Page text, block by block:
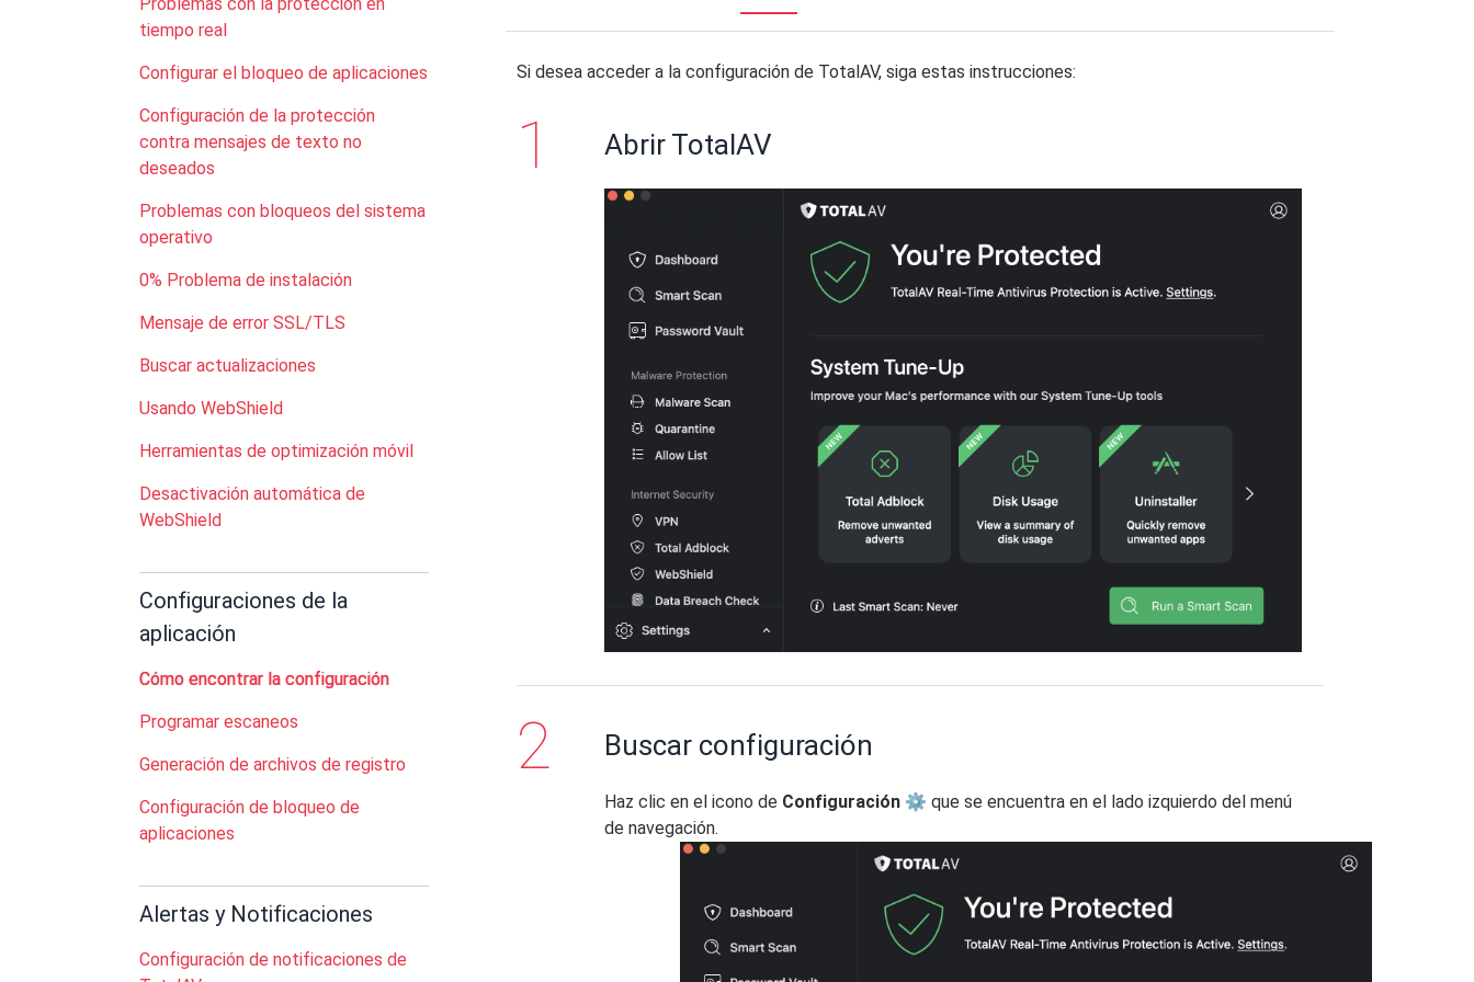
tiempo real
Configurar el bloqueo de aplicaciones
Configuración de la protección
contra mensajes de texto no
deseados
Problemas con bloqueos del sistema
operativo
0% Problema de instalación
Mensaje de error SSL/TLS
Buscar actualizaciones
Usando WebShield
Herramientas de optimización móvil
Desactivación automática de
WebShield
Configuraciones de la
aplicación
Cómo encontrar la configuración
Programar escaneos
Generación de archivos de registro
Configuración de bloqueo de
aplicaciones
Alertas y Notificaciones
Configuración de notificaciones de
Si desea acceder a la configuración de TotalAV, siga estas instrucciones:
Abrir TotalAV
Buscar configuración
Haz clic en el icono de Configuración ⚙ que se encuentra en el lado izquierdo del menú
de navegación.